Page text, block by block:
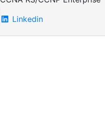
Linkedin